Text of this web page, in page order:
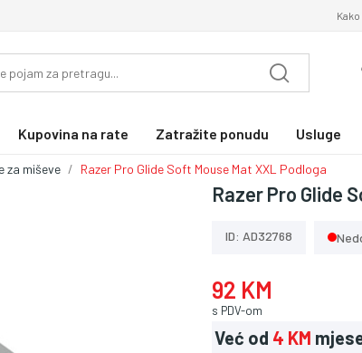
Kupovina na rate Zatražite ponudu Usluge
za miševe Razer Pro Glide Soft Mouse Mat XXL Podloga
Razer Pro Glide
ID: AD32768
92 KM
s PDV-om
Već od 4 KM